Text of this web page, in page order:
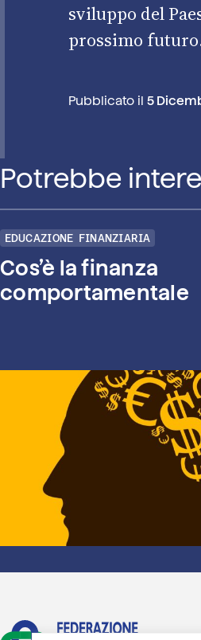
sviluppo del
prossimo
Pubblicato il 5
Potrebbe
EDUCAZIONE FINANZIARIA
Cos’è la finanza
comportamentale